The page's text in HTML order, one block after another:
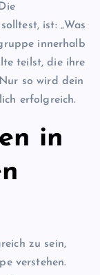
ist: „Was
innerhalb
teilst, die ihre
so wird dein
erfolgreich.
in
zu sein,
verstehen.